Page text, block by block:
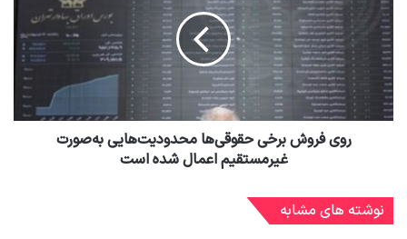
روی فروش برخی حقوقی‌ها محدودیت‌هایی به‌صورت
غیرمستقیم اعمال شده است
نوشته های مشابه